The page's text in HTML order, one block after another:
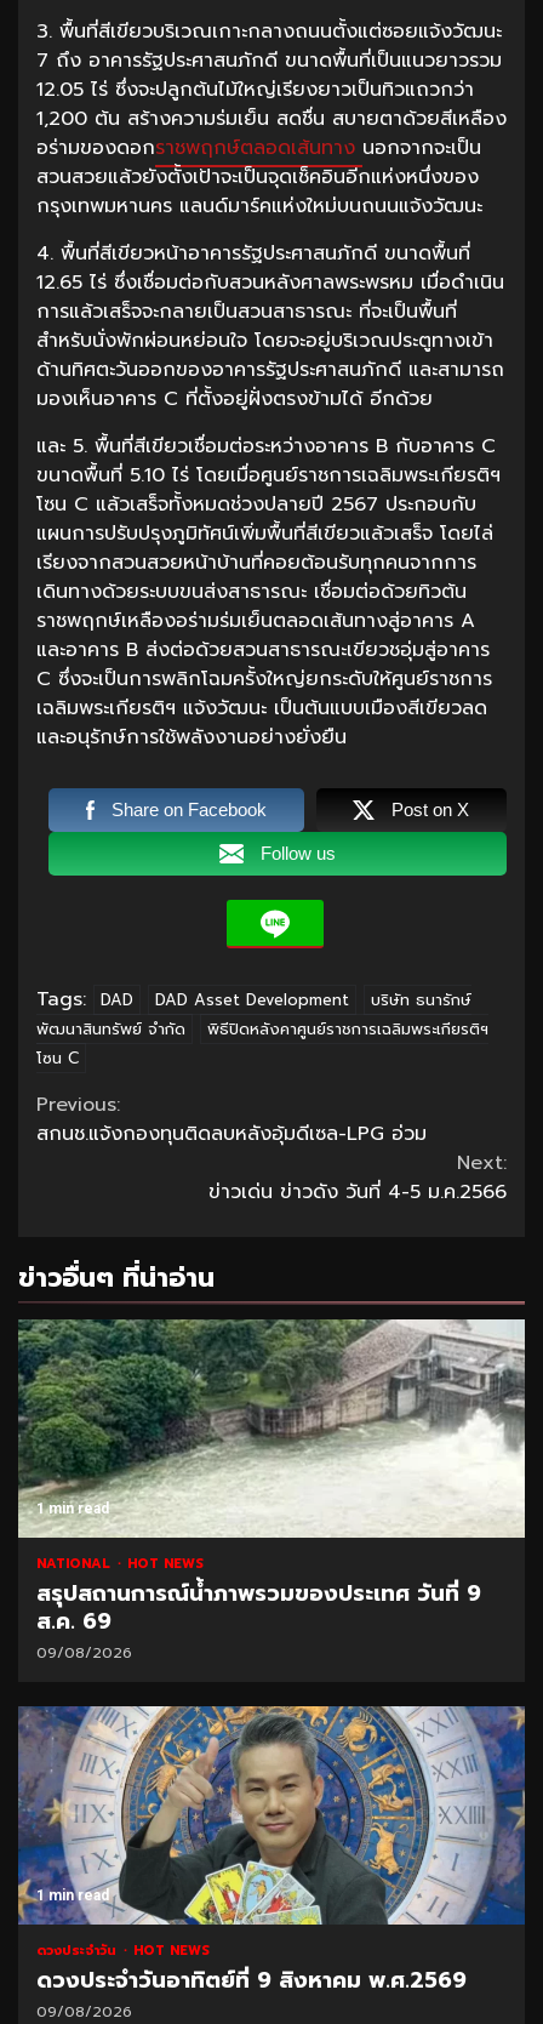
3. พื้นที่สีเขียวบริเวณเกาะกลางถนนตั้งแต่ซอยแจ้งวัฒนะ
7 ถึง อาคารรัฐประศาสนภักดี ขนาดพื้นที่เป็นแนวยาวรวม
12.05 ไร่ ซึ่งจะปลูกต้นไม้ใหญ่เรียงยาวเป็นทิวแถวกว่า
1,200 ต้น สร้างความร่มเย็น สดชื่น สบายตาด้วยสีเหลือง
อร่ามของดอกราชพฤกษ์ตลอดเส้นทาง นอกจากจะเป็น
สวนสวยแล้วยังตั้งเป้าจะเป็นจุดเช็คอินอีกแห่งหนึ่งของ
กรุงเทพมหานคร แลนด์มาร์คแห่งใหม่บนถนนแจ้งวัฒนะ
4. พื้นที่สีเขียวหน้าอาคารรัฐประศาสนภักดี ขนาดพื้นที่
12.65 ไร่ ซึ่งเชื่อมต่อกับสวนหลังศาลพระพรหม เมื่อดำเนิน
การแล้วเสร็จจะกลายเป็นสวนสาธารณะ ที่จะเป็นพื้นที่
สำหรับนั่งพักผ่อนหย่อนใจ โดยจะอยู่บริเวณประตูทางเข้า
ด้านทิศตะวันออกของอาคารรัฐประศาสนภักดี และสามารถ
มองเห็นอาคาร C ที่ตั้งอยู่ฝั่งตรงข้ามได้ อีกด้วย
และ 5. พื้นที่สีเขียวเชื่อมต่อระหว่างอาคาร B กับอาคาร C
ขนาดพื้นที่ 5.10 ไร่ โดยเมื่อศูนย์ราชการเฉลิมพระเกียรติฯ
โซน C แล้วเสร็จทั้งหมดช่วงปลายปี 2567 ประกอบกับ
แผนการปรับปรุงภูมิทัศน์เพิ่มพื้นที่สีเขียวแล้วเสร็จ โดยไล่
เรียงจากสวนสวยหน้าบ้านที่คอยต้อนรับทุกคนจากการ
เดินทางด้วยระบบขนส่งสาธารณะ เชื่อมต่อด้วยทิวต้น
ราชพฤกษ์เหลืองอร่ามร่มเย็นตลอดเส้นทางสู่อาคาร A
และอาคาร B ส่งต่อด้วยสวนสาธารณะเขียวชอุ่มสู่อาคาร
C ซึ่งจะเป็นการพลิกโฉมครั้งใหญ่ยกระดับให้ศูนย์ราชการ
เฉลิมพระเกียรติฯ แจ้งวัฒนะ เป็นต้นแบบเมืองสีเขียวลด
และอนุรักษ์การใช้พลังงานอย่างยั่งยืน
Share on Facebook Post on X
Follow us
Tags: DAD DAD Asset Development
บริษัท ธนารักษ์
พัฒนาสินทรัพย์ จำกัด
พิธีปิดหลังคาศูนย์ราชการเฉลิมพระเกียรติฯ
โซน C
Continue
Reading
Previous:
สกนช.แจ้งกองทุนติดลบหลังอุ้มดีเซล-LPG อ่วม
Next:
ข่าวเด่น ข่าวดัง วันที่ 4-5 ม.ค.2566
ข่าวอื่นๆ ที่น่าอ่าน
1 min read
NATIONAL HOT NEWS
สรุปสถานการณ์น้ำภาพรวมของประเทศ วันที่ 9
ส.ค. 69
09/08/2026
1 min read
ดวงประจำวัน HOT NEWS
ดวงประจำวันอาทิตย์ที่ 9 สิงหาคม พ.ศ.2569
09/08/2026